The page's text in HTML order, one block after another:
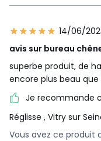
14/06/
avis sur bureau
superbe produit, de
encore plus beau
Je recommande
Réglisse , Vitry sur
Vous avez ce produit